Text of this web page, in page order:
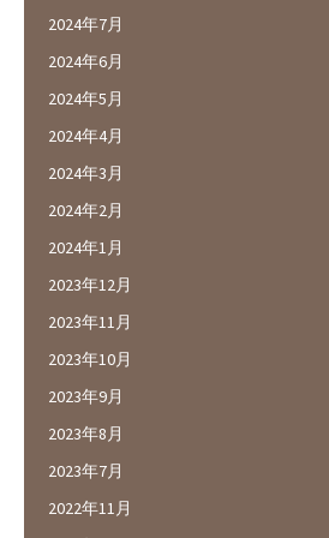
2024年7月
2024年6月
2024年5月
2024年4月
2024年3月
2024年2月
2024年1月
2023年12月
2023年11月
2023年10月
2023年9月
2023年8月
2023年7月
2022年11月